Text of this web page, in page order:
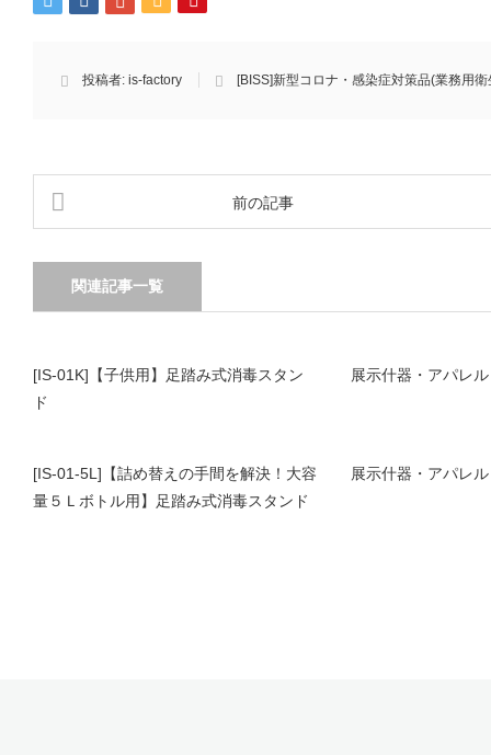
投稿者: is-factory [BISS]新型コロナ・感染症対策品(業務用衛
前の記事
関連記事一覧
[IS-01K]【子供用】足踏み式消毒スタン
ド
展示什器・アパレル
[IS-01-5L]【詰め替えの手間を解決！大容
量５Ｌボトル用】足踏み式消毒スタンド
展示什器・アパレル